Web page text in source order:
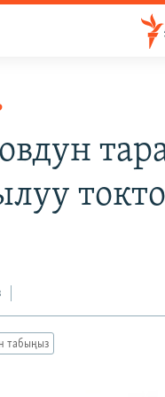
табыңыз